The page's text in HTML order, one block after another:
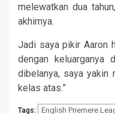
melewatkan dua
akhirnya.
Jadi saya pikir Aaron
dengan keluarganya
dibelanya, saya yakin
kelas atas.”
Tags: English Priemere